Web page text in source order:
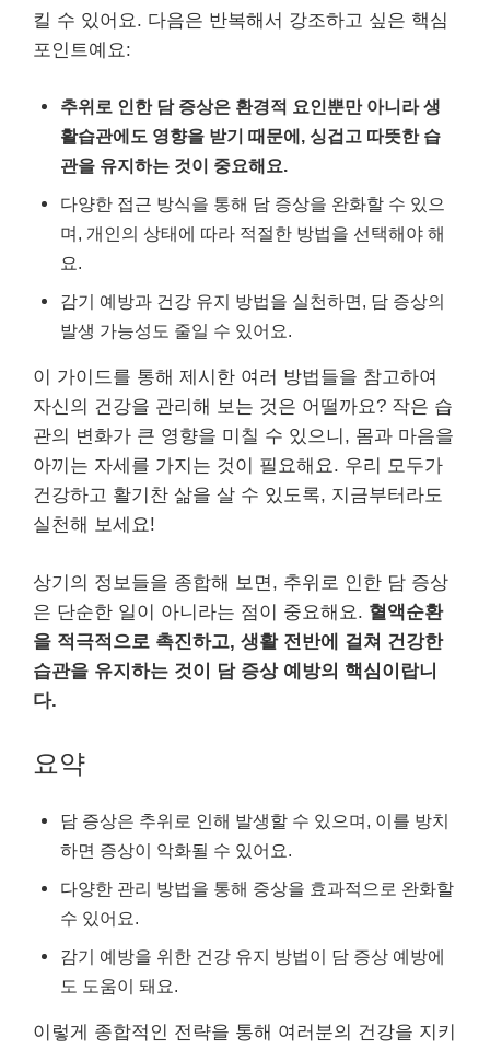
킬 수 있어요. 다음은 반복해서 강조하고 싶은 핵심
포인트예요:
추위로 인한 담 증상은 환경적 요인뿐만 아니라 생
활습관에도 영향을 받기 때문에, 싱겁고 따뜻한 습
관을 유지하는 것이 중요해요.
다양한 접근 방식을 통해 담 증상을 완화할 수 있으
며, 개인의 상태에 따라 적절한 방법을 선택해야 해
요.
감기 예방과 건강 유지 방법을 실천하면, 담 증상의
발생 가능성도 줄일 수 있어요.
이 가이드를 통해 제시한 여러 방법들을 참고하여
자신의 건강을 관리해 보는 것은 어떨까요? 작은 습
관의 변화가 큰 영향을 미칠 수 있으니, 몸과 마음을
아끼는 자세를 가지는 것이 필요해요. 우리 모두가
건강하고 활기찬 삶을 살 수 있도록, 지금부터라도
실천해 보세요!
상기의 정보들을 종합해 보면, 추위로 인한 담 증상
은 단순한 일이 아니라는 점이 중요해요. 혈액순환
을 적극적으로 촉진하고, 생활 전반에 걸쳐 건강한
습관을 유지하는 것이 담 증상 예방의 핵심이랍니
다.
요약
담 증상은 추위로 인해 발생할 수 있으며, 이를 방치
하면 증상이 악화될 수 있어요.
다양한 관리 방법을 통해 증상을 효과적으로 완화할
수 있어요.
감기 예방을 위한 건강 유지 방법이 담 증상 예방에
도 도움이 돼요.
이렇게 종합적인 전략을 통해 여러분의 건강을 지키